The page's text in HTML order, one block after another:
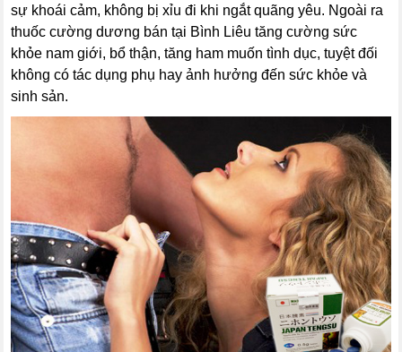
sự khoái cảm, không bị xỉu đi khi ngắt quãng yêu. Ngoài ra
thuốc cường dương bán tại Bình Liêu tăng cường sức
khỏe nam giới, bổ thận, tăng ham muốn tình dục, tuyệt đối
không có tác dụng phụ hay ảnh hưởng đến sức khỏe và
sinh sản.